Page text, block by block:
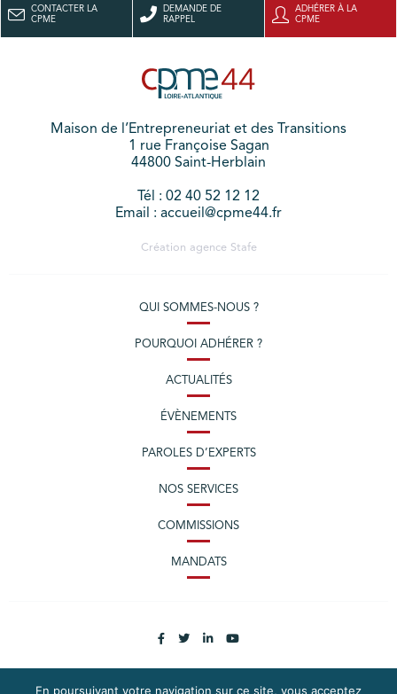
CONTACTER LA
CPME
DEMANDE DE
RAPPEL
ADHÉRER À LA
CPME
Maison de l’Entrepreneuriat et des Transitions
1 rue Françoise Sagan
44800 Saint-Herblain
Tél : 02 40 52 12 12
Email : accueil@cpme44.fr
Création agence Stafe
QUI SOMMES-NOUS ?
POURQUOI ADHÉRER ?
ACTUALITÉS
ÉVÈNEMENTS
PAROLES D’EXPERTS
NOS SERVICES
COMMISSIONS
MANDATS
En poursuivant votre navigation sur ce site, vous acceptez